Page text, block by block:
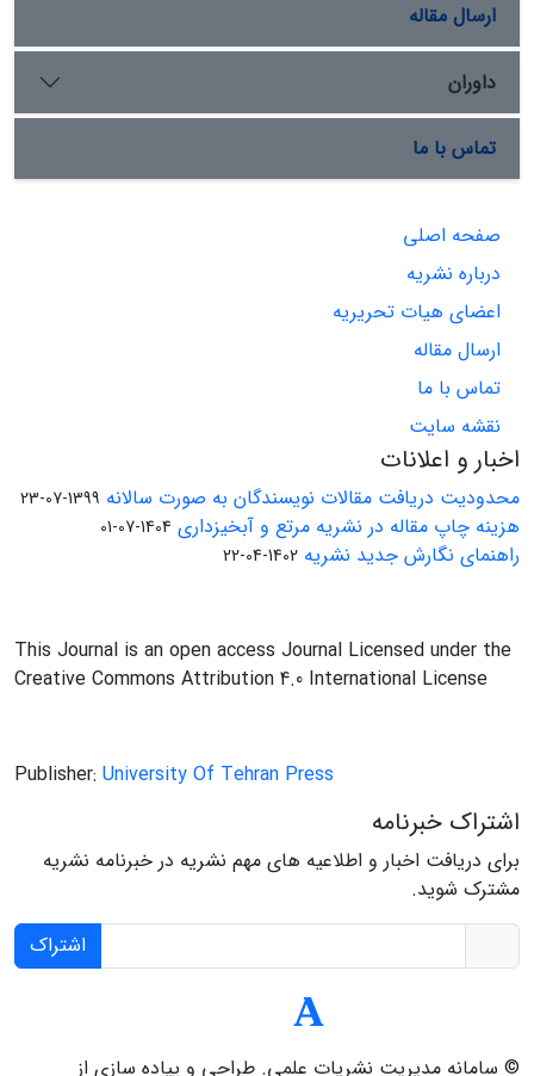
ارسال مقاله
داوران
تماس با ما
صفحه اصلی
درباره نشریه
اعضای هیات تحریریه
ارسال مقاله
تماس با ما
نقشه سایت
اخبار و اعلانات
محدودیت دریافت مقالات نویسندگان به صورت سالانه 1399-07-23
هزینه چاپ مقاله در نشریه مرتع و آبخیزداری 1404-07-01
راهنمای نگارش جدید نشریه 1402-04-22
This Journal is an open access Journal Licensed under the
Creative Commons Attribution 4.0 International License
Publisher: University Of Tehran Press
اشتراک خبرنامه
برای دریافت اخبار و اطلاعیه های مهم نشریه در خبرنامه نشریه
مشترک شوید.
اشتراک
© سامانه مدیریت نشریات علمی. طراحی و پیاده سازی از